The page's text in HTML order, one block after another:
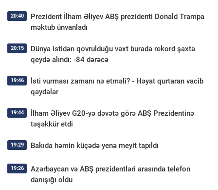
20:40
Prezident İlham Əliyev ABŞ prezidenti Donald Trampa
məktub ünvanladı
20:15
Dünya istidən qovrulduğu vaxt burada rekord şaxta
qeydə alındı: -84 dərəcə
19:46
İsti vurması zamanı nə etməli? - Həyat qurtaran vacib
qaydalar
19:44
İlham Əliyev G20-yə dəvətə görə ABŞ Prezidentinə
təşəkkür etdi
19:29 Bakıda həmin küçədə yenə meyit tapıldı
19:26
Azərbaycan və ABŞ prezidentləri arasında telefon
danışığı oldu